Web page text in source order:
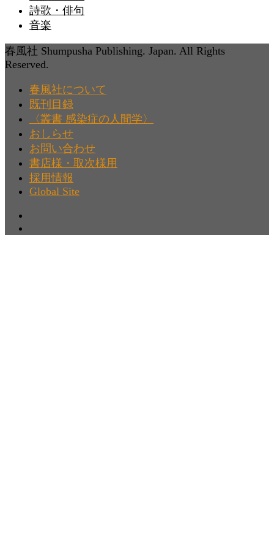
詩歌・俳句
音楽
春風社 Shumpusha Publishing. Japan. All Rights
Reserved.
春風社について
既刊目録
〈叢書 感染症の人間学〉
おしらせ
お問い合わせ
書店様・取次様用
採用情報
Global Site